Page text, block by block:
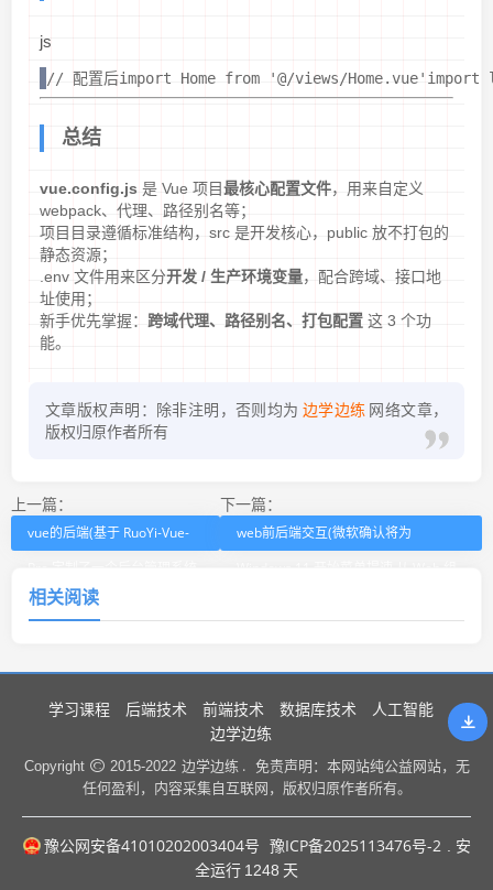
js
// 配置后import Home from '@/views/
总结
vue.config.js 是 Vue 项目最核心配置文件，用来自定义
webpack、代理、路径别名等；
项目目录遵循标准结构，src 是开发核心，public 放不打包的
静态资源；
.env 文件用来区分开发 / 生产环境变量，配合跨域、接口地
址使用；
新手优先掌握： 跨域代理、路径别名、打包配置 这 3 个功
能。
文章版权声明：除非注明，否则均为 边学边练 网络文章，
版权归原作者所有
上一篇：
vue的后端(基于 RuoYi-Vue-
， 开源出来！)
下一篇：
web前后端交互(微软确认将为
相关阅读
学习课程 后端技术 前端技术 数据库技术
人工智能
边学边练
Copyright 2015-2022 边学边练 .
免责声明：本网站纯公益网站，无
任何盈利，内容采集自互联网，版权归原作者所有。
豫公网安备41010202003404号 豫ICP备2025113476号-2
. 安
全运行 1248 天